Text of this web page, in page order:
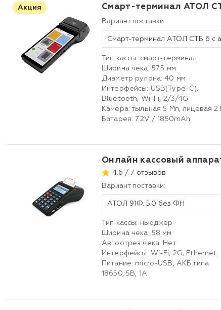
Акция Смарт-терминал АТОЛ
Вариант поставки:
Тип кассы: смарт-терминал
Ширина чека: 57.5 мм
Диаметр рулона: 40 мм
Интерфейсы: USB(Type-C),
Bluetooth, Wi-Fi, 2/3/4G
Камера: тыльная 5 Мп, лицевая 2
Батарея: 7.2V / 1850mAh
Онлайн кассовый
4.6 / 7 отзывов
Вариант поставки:
АТОЛ 91Ф. 5.0 без ФН
Тип кассы: ньюджер
Ширина чека: 58 мм
Автоотрез чека: Нет
Интерфейсы: Wi-Fi, 2G, Ethernet
Питание: micro-USB, АКБ типа
18650, 5В, 1А